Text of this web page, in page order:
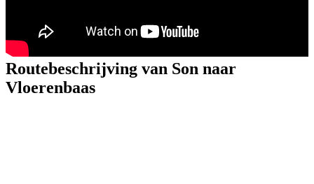
Routebeschrijving van Son naar
Vloerenbaas